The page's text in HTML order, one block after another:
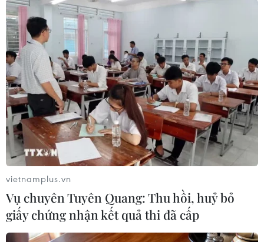
Theo dõi VietnamPlus
TIN LIÊN QUAN
vietnamplus.vn
Vụ chuyên Tuyên Quang: Thu hồi, huỷ bỏ
giấy chứng nhận kết quả thi đã cấp